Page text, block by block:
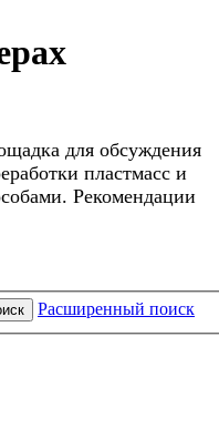
для обсуждения
пластмасс и
Рекомендации
Расширенный поиск